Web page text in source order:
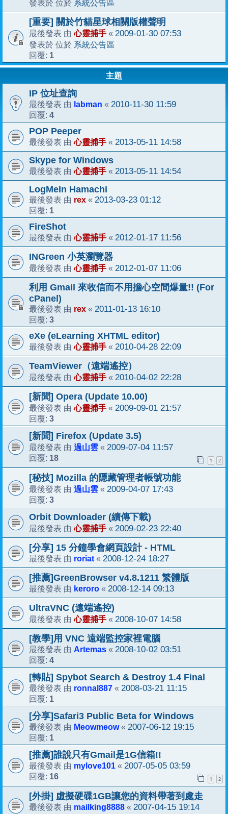
發表於 位於 系統公告區
[重要] 關於竹貓星球相關版權聲明
最後發表 由心靈捕手 « 2009-01-30 07:53
發表於 位於 系統公告區
回覆: 1
主題
IP 位址查詢
最後發表 由 labman « 2010-11-30 11:59
回覆: 4
POP Peeper
最後發表 由心靈捕手 « 2013-05-11 14:58
Skype for Windows
最後發表 由心靈捕手 « 2013-05-11 14:54
LogMeIn Hamachi
最後發表 由 rex « 2013-03-23 01:12
回覆: 1
FireShot
最後發表 由心靈捕手 « 2012-01-17 11:56
INGreen 小英瀏覽器
最後發表 由心靈捕手 « 2012-01-07 11:06
利用 Gmail 來收信而不用擔心空間爆量!! (For
cPanel)
最後發表 由 rex « 2011-01-13 16:10
回覆: 3
eXe (eLearning XHTML editor)
最後發表 由心靈捕手 « 2010-04-28 22:09
TeamViewer（遠端遙控）
最後發表 由心靈捕手 « 2010-04-02 22:28
[新聞] Opera (Update 10.00)
最後發表 由心靈捕手 « 2009-09-01 21:57
回覆: 3
[新聞] Firefox (Update 3.5)
最後發表 由 過山雲 « 2009-07-04 11:57
回覆: 18 1 2
[秘技] Mozilla 的隱藏管理者帳號功能
最後發表 由 過山雲 « 2009-04-07 17:43
回覆: 3
Orbit Downloader (續傳下載)
最後發表 由心靈捕手 « 2009-02-23 22:40
[分享] 15 分鐘學會網頁設計 - HTML
最後發表 由 roriat « 2008-12-24 18:27
[推薦]GreenBrowser v4.8.1211 繁體版
最後發表 由 keroro « 2008-12-14 09:13
UltraVNC (遠端遙控)
最後發表 由心靈捕手 « 2008-10-07 14:58
[教學]用 VNC 遠端監控家裡電腦
最後發表 由 Artemas « 2008-10-02 03:51
回覆: 4
[轉貼] Spybot Search & Destroy 1.4 Final
最後發表 由 ronnal887 « 2008-03-21 11:15
回覆: 1
[分享]Safari3 Public Beta for Windows
最後發表 由 Meowmeow« 2007-06-12 19:15
回覆: 1
[推薦]誰說只有Gmail是1G信箱!!
最後發表 由 mylove101 « 2007-05-05 03:59
回覆: 16 1 2
[外掛] 虛擬硬碟1GB讓您的資料帶著到處走
最後發表 由 mailking8888 « 2007-04-15 19:14